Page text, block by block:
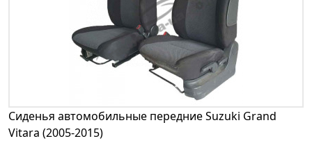
Сиденья автомобильные передние Suzuki Grand
Vitara (2005-2015)